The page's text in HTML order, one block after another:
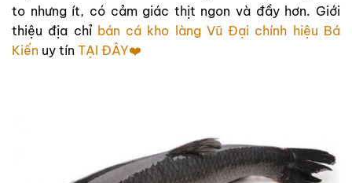
to nhưng ít, có cảm giác thịt ngon và đầy hơn. Giới
thiệu địa chỉ bán cá kho làng Vũ Đại chính hiệu Bá
Kiến uy tín TẠI ĐÂY❤️